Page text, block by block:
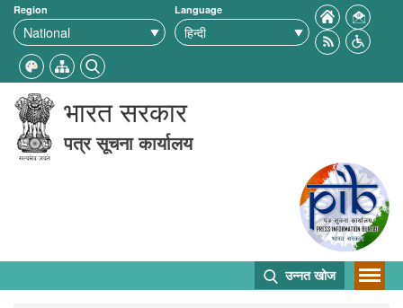
Region Language
भारत सरकार
पत्र सूचना कार्यालय
उन्नत खोज